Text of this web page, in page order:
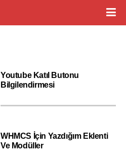
Youtube Katıl Butonu
Bilgilendirmesi
WHMCS İçin Yazdığım Eklenti
Ve Modüller